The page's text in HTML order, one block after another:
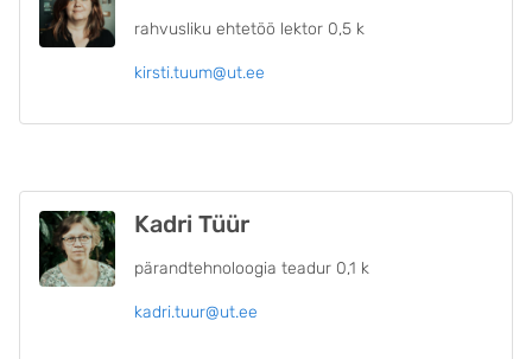
rahvusliku ehtetöö lektor 0,5 k
kirsti.tuum@ut.ee
Kadri Tüür
pärandtehnoloogia teadur 0,1 k
kadri.tuur@ut.ee